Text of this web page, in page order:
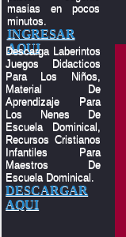
masias en pocos
minutos.
INGRESAR
AQUI
Descarga Laberintos
Juegos Didacticos
Para Los Niños,
Material De
Aprendizaje Para
Los Nenes De
Escuela Dominical,
Recursos Cristianos
Infantiles Para
Maestros De
Escuela Dominical.
DESCARGAR
AQUI